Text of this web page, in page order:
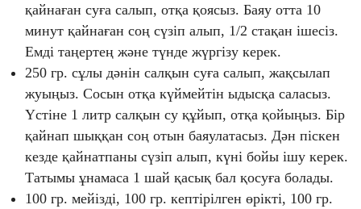
қайнаған суға салып, отқа қоясыз. Баяу отта 10
минут қайнаған соң сүзіп алып, 1/2 стақан ішесіз.
Емді таңертең және түнде жүргізу керек.
250 гр. сұлы дәнін салқын суға салып, жақсылап
жуыңыз. Сосын отқа күймейтін ыдысқа саласыз.
Үстіне 1 литр салқын су құйып, отқа қойыңыз. Бір
қайнап шыққан соң отын баяулатасыз. Дән піскен
кезде қайнатпаны сүзіп алып, күні бойы ішу керек.
Татымы ұнамаса 1 шай қасық бал қосуға болады.
100 гр. мейізді, 100 гр. кептірілген өрікті, 100 гр.